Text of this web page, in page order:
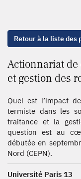
Retour à la liste des
Actionnariat
et gestion des
Quel est l’impact
termiste dans les
traitance et la
question est au
débutée en
Nord (CEPN).
Université Paris 13